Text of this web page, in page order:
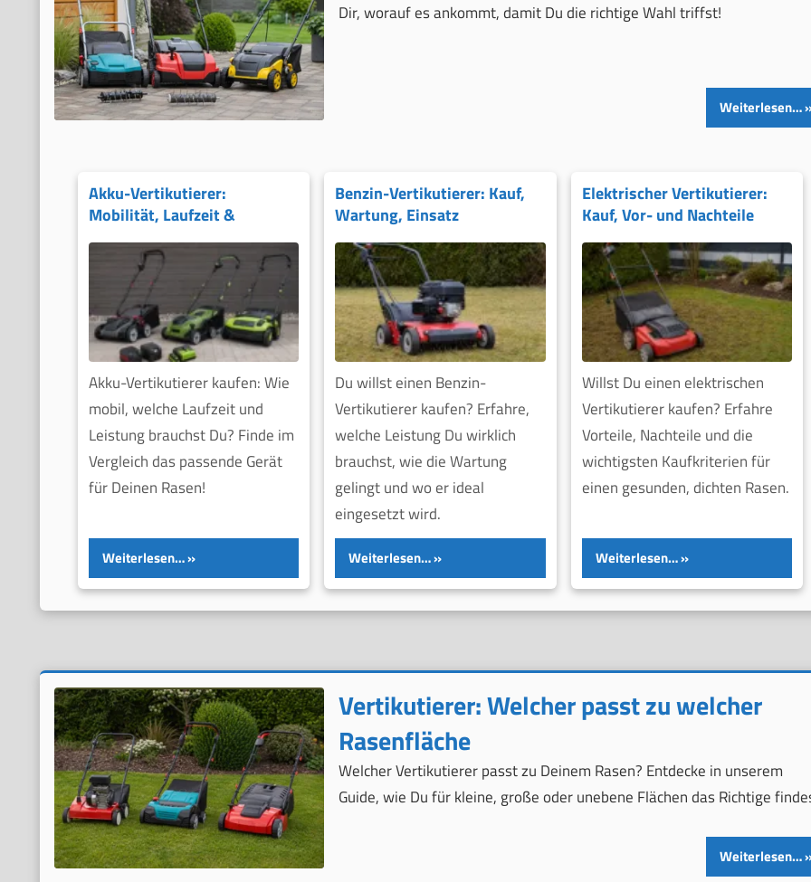
Dir, worauf es ankommt, damit Du die richtige Wahl triffst!
Weiterlesen…
Akku-Vertikutierer:
Mobilität, Laufzeit &
Leistung
Akku-Vertikutierer kaufen: Wie
mobil, welche Laufzeit und
Leistung brauchst Du? Finde im
Vergleich das passende Gerät
für Deinen Rasen!
Weiterlesen…
Benzin-Vertikutierer: Kauf,
Wartung, Einsatz
Du willst einen Benzin-
Vertikutierer kaufen? Erfahre,
welche Leistung Du wirklich
brauchst, wie die Wartung
gelingt und wo er ideal
eingesetzt wird.
Weiterlesen…
Elektrischer Vertikutierer:
Kauf, Vor- und Nachteile
Willst Du einen elektrischen
Vertikutierer kaufen? Erfahre
Vorteile, Nachteile und die
wichtigsten Kaufkriterien für
einen gesunden, dichten Rasen.
Weiterlesen…
Vertikutierer: Welcher passt zu welcher
Rasenfläche
Welcher Vertikutierer passt zu Deinem Rasen? Entdecke in unserem
Guide, wie Du für kleine, große oder unebene Flächen das Richtige
Weiterlesen…